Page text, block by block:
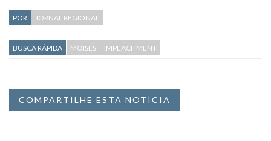
POR JORNAL REGIONAL
BUSCA RÁPIDA MOISÉS IMPEACHMENT
COMPARTILHE ESTA NOTÍCIA